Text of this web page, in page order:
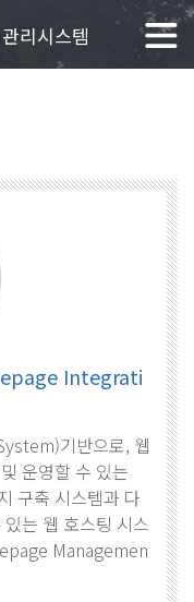
리시스템
Integrati
기반으로, 웹
운영할 수 있는
구축 시스템과 다
는 웹 호스팅 시스
Managemen